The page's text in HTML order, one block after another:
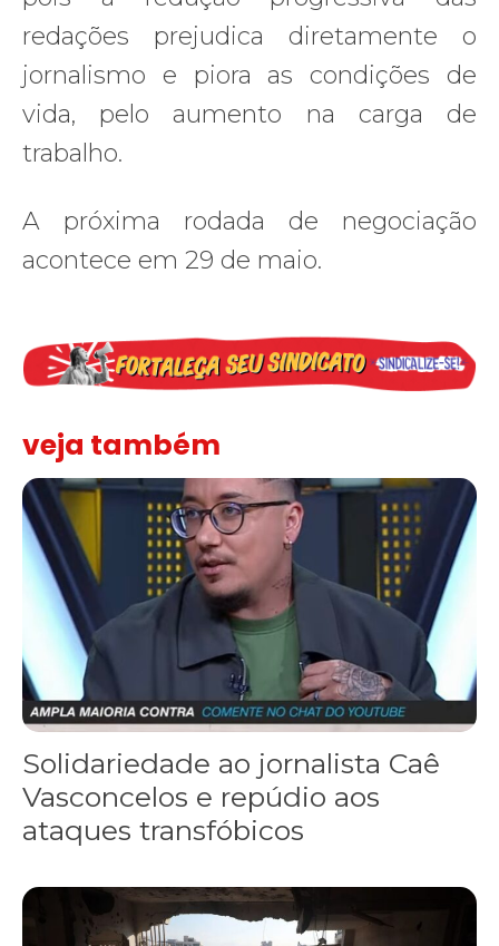
redações prejudica diretamente o
jornalismo e piora as condições de
vida, pelo aumento na carga de
trabalho.
A próxima rodada de negociação
acontece em 29 de maio.
veja também
Solidariedade ao jornalista Caê Vasconcelos e repúdio aos
Solidariedade ao jornalista Caê
Vasconcelos e repúdio aos
ataques transfóbicos
“Funeral para toda Gaza” — enquanto o Conselho da Paz